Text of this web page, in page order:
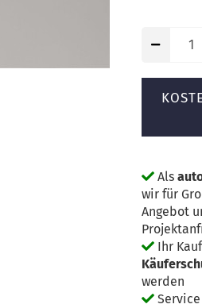
Als
wir für
Angebot
Ihr
werden